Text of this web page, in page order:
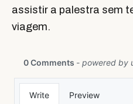
assistir a palestra sem
viagem.